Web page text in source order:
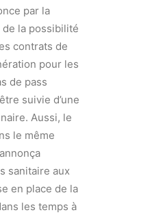
par la
la possibilité
contrats de
pour les
de pass
suivie d’une
Aussi, le
le même
sanitaire aux
en place de la
les temps à